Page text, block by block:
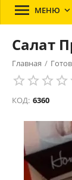
 МЕНЮ 
Салат
Главная /
КОД: 6360